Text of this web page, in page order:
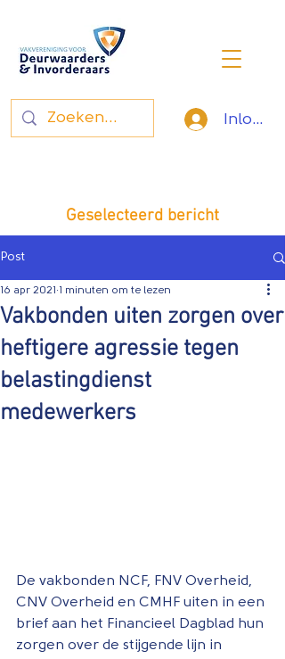
Inloggen
Geselecteerd bericht
Post
Vakbonden uiten zorgen over
heftigere agressie tegen
belastingdienst
medewerkers
16 apr 2021 1 minuten om te lezen
De vakbonden NCF, FNV Overheid,
CNV Overheid en CMHF uiten in een
brief aan het Financieel Dagblad hun
zorgen over de stijgende lijn in